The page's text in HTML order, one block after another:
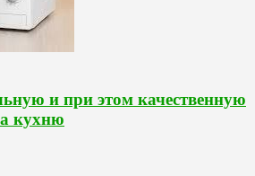
и при этом качественную
кухню